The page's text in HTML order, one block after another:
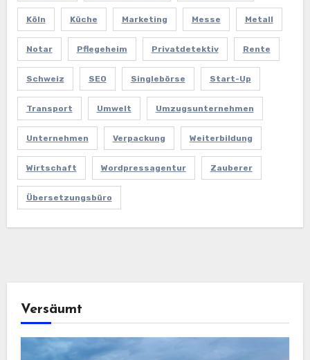
Köln Küche Marketing Messe Metall
Notar Pflegeheim Privatdetektiv Rente
Schweiz SEO Singlebörse Start-Up
Transport Umwelt Umzugsunternehmen
Unternehmen Verpackung Weiterbildung
Wirtschaft Wordpressagentur Zauberer
Übersetzungsbüro
Versäumt